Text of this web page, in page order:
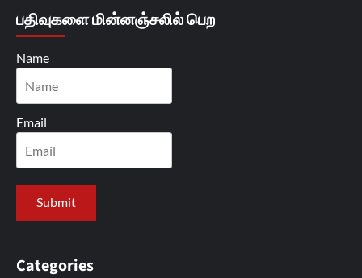
பதிவுகளை மின்னஞ்சலில் பெற
Name
Email
Categories